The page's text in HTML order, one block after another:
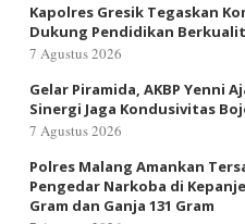
Kapolres Gresik Tegaskan
Dukung Pendidikan
7 Agustus 2026
Gelar Piramida, AKBP Yenni
Sinergi Jaga Kondusivitas
7 Agustus 2026
Polres Malang Amankan
Pengedar Narkoba di
Gram dan Ganja 131 Gram